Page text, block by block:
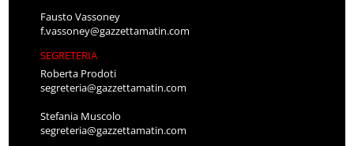
Fausto Vassoney
f.vassoney@gazzettamatin.com
SEGRETERIA
Roberta Prodoti
segreteria@gazzettamatin.com
Stefania Muscolo
segreteria@gazzettamatin.com